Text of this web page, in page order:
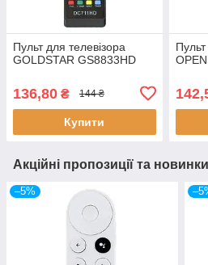
Пульт для телевізора
GOLDSTAR GS8833HD
136,80 ₴ 144 ₴
Купити
Акційні пропозиції та новинки
–5%